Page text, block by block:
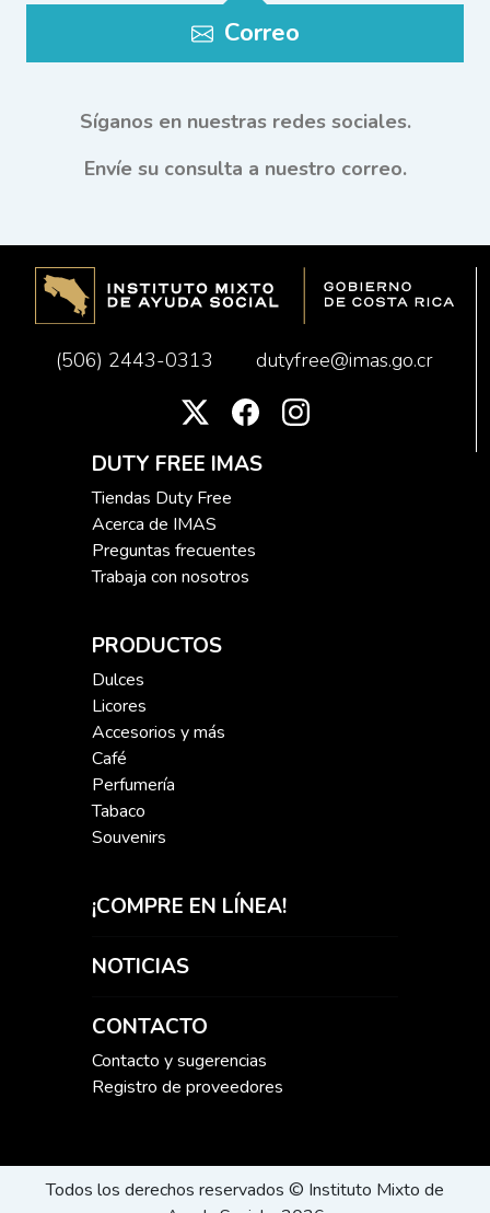
Correo
Síganos en nuestras redes sociales.
Envíe su consulta a nuestro correo.
(506) 2443-0313 dutyfree@imas.go.cr
DUTY FREE IMAS
Tiendas Duty Free
Acerca de IMAS
Preguntas frecuentes
Trabaja con nosotros
PRODUCTOS
Dulces
Licores
Accesorios y más
Café
Perfumería
Tabaco
Souvenirs
¡COMPRE EN LÍNEA!
NOTICIAS
CONTACTO
Contacto y sugerencias
Registro de proveedores
Todos los derechos reservados © Instituto Mixto de